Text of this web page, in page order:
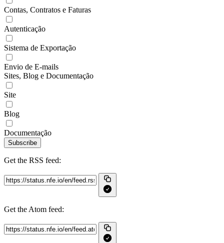
Contas, Contratos e Faturas
Autenticação
Sistema de Exportação
Envio de E-mails
Sites, Blog e Documentação
Site
Blog
Documentação
Subscribe
Get the RSS feed:
Get the Atom feed: